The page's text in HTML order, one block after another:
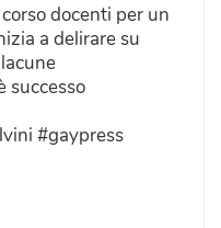
docenti per un
a delirare su
successo
#gaypress